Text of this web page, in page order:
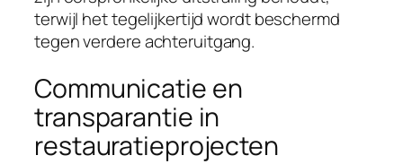
terwijl het tegelijkertijd wordt beschermd
tegen verdere achteruitgang.
Communicatie en
transparantie in
restauratieprojecten